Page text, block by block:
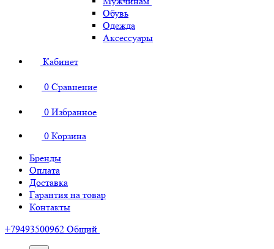
Обувь
Одежда
Аксессуары
Кабинет
0 Сравнение
0 Избранное
0 Корзина
Бренды
Оплата
Доставка
Гарантия на товар
Контакты
+79493500962 Общий